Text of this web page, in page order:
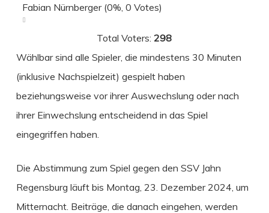
Fabian Nürnberger (0%, 0 Votes)
Total Voters:298
Wählbar sind alle Spieler, die mindestens 30 Minuten
(inklusive Nachspielzeit) gespielt haben
beziehungsweise vor ihrer Auswechslung oder nach
ihrer Einwechslung entscheidend in das Spiel
eingegriffen haben.
Die Abstimmung zum Spiel gegen den SSV Jahn
Regensburg läuft bis Montag, 23. Dezember 2024, um
Mitternacht. Beiträge, die danach eingehen, werden